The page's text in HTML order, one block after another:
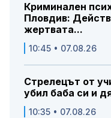
Криминален
Пловдив:
жертвата...
10:45 • 07.08.26
Стрелецът от
убил баба си и
10:35 • 07.08.26